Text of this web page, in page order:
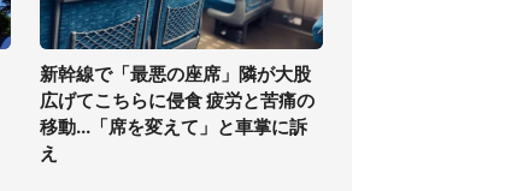
新幹線で「最悪の座席」隣が大股
広げてこちらに侵食 疲労と苦痛の
移動...「席を変えて」と車掌に訴
え